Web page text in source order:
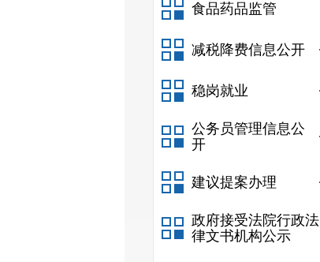
食品药品监管
减税降费信息公开
稳岗就业
公务员管理信息公
开
建议提案办理
政府接受法院行政法
律文书机构公示